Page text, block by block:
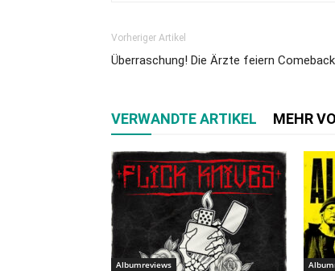
Vorheriger Artikel
Überraschung! Die Ärzte feiern Comeback
VERWANDTE ARTIKEL MEHR
Albumreviews